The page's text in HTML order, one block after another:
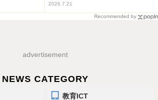
2026.7.21
Recommended by
advertisement
NEWS CATEGORY
教育ICT